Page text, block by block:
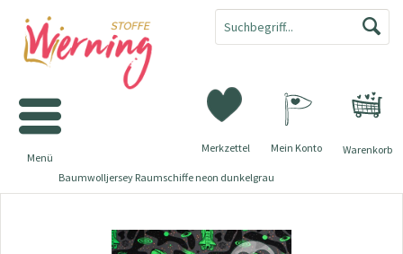
Warenkorb
Merkzettel Mein Konto
Menü
Baumwolljersey Raumschiffe neon dunkelgrau